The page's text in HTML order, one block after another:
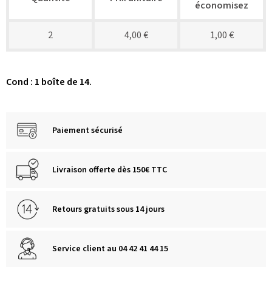
économisez
2 4,00 € 1,00 €
Cond : 1 boîte de 14.
Paiement sécurisé
Livraison offerte dès 150€ TTC
Retours gratuits sous 14 jours
Service client au 04 42 41 44 15